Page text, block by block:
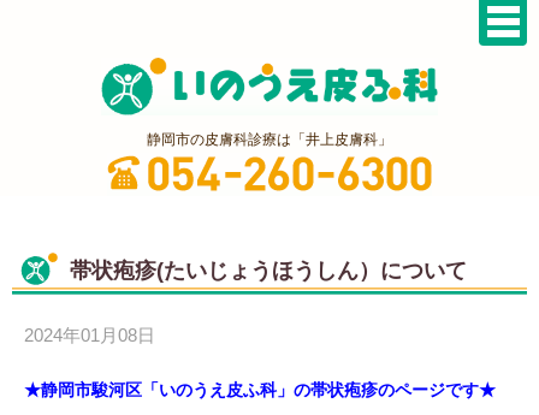
静岡市の皮膚科診療は「井上皮膚科」
帯状疱疹(たいじょうほうしん）について
2024年01月08日
★静岡市駿河区「いのうえ皮ふ科」の帯状疱疹のページです★